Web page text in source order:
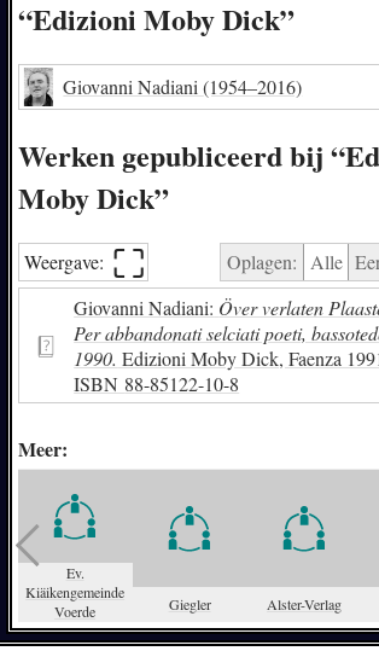
“Edizioni Moby Dick”
Giovanni Nadiani(1954–2016)
Werken gepubliceerd bij
Moby Dick”
Weergave: ⛶︎ Oplagen: Alle
Giovanni Nadiani: Över verlaten
Per abbandonati selciati poeti,
1990. Edizioni Moby Dick, Faenza
ISBN 88-85122-10-8
Meer:
Ev.
Kiäikengemeinde
Voerde
Giegler Alster-Verlag